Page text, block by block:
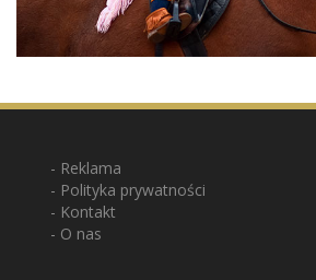
Reklama
Polityka prywatności
Kontakt
O nas